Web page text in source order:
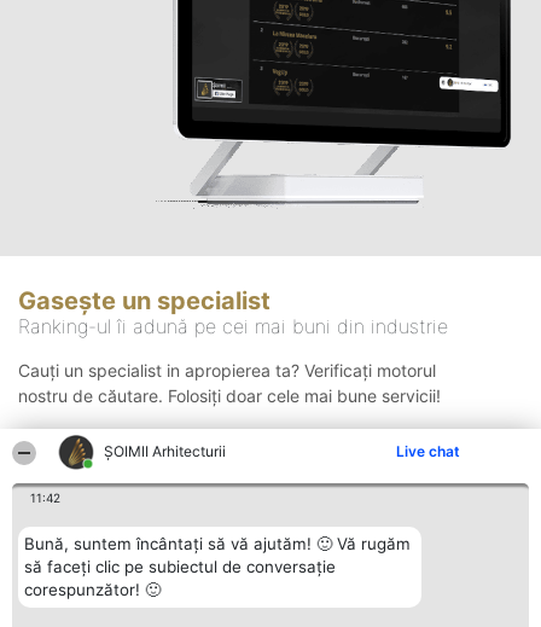
ȘOIMII Arhitecturii Live chat
11:42
Bună, suntem încântați să vă ajutăm! 🙂 Vă rugăm
să faceți clic pe subiectul de conversație
corespunzător! 🙂
Gasește un specialist
Ranking-ul îi adună pe cei mai buni din industrie
Cauți un specialist in apropierea ta? Verificați motorul
nostru de căutare. Folosiți doar cele mai bune servicii!